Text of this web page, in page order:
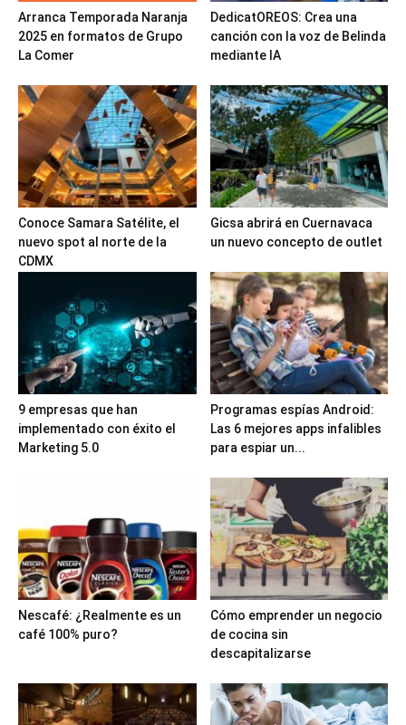
Arranca Temporada Naranja
2025 en formatos de Grupo
La Comer
DedicatOREOS: Crea una
canción con la voz de Belinda
mediante IA
Conoce Samara Satélite, el
nuevo spot al norte de la
CDMX
Gicsa abrirá en Cuernavaca
un nuevo concepto de outlet
9 empresas que han
implementado con éxito el
Marketing 5.0
Programas espías Android:
Las 6 mejores apps infalibles
para espiar un...
Nescafé: ¿Realmente es un
café 100% puro?
Cómo emprender un negocio
de cocina sin
descapitalizarse